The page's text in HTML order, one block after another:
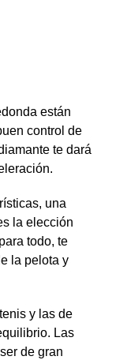
están
control de
te dará
una
la elección
todo, te
la pelota y
y las de
Las
de gran